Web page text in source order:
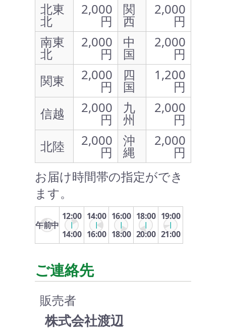
北東
北
2,000
円
関
西
2,000
円
南東
北
2,000
円
中
国
2,000
円
関東
2,000
円
四
国
1,200
円
信越
2,000
円
九
州
2,000
円
北陸
2,000
円
沖
縄
2,000
円
お届け時間帯の指定ができ
ます。
午前中
12:00
14:00
14:00
16:00
16:00
18:00
18:00
20:00
19:00
21:00
ご連絡先
販売者
株式会社渡辺